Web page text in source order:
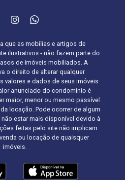
que as mobílias e artigos de
ilustrativos - não fazem parte do
de imóveis mobiliados. A
o direito de alterar qualquer
valores e dados de seus imóveis
anunciado do condomínio é
maior, menor ou mesmo passível
locação. Pode ocorrer de algum
estar mais disponível devido à
feitas pelo site não implicam
ou locação de quaisquer
imóveis.